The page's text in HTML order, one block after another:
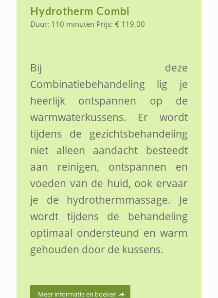
Hydrotherm Combi
Duur: 110 minuten Prijs: € 119,00
Bij deze
Combinatiebehandeling lig je
heerlijk ontspannen op de
warmwaterkussens. Er wordt
tijdens de gezichtsbehandeling
niet alleen aandacht besteedt
aan reinigen, ontspannen en
voeden van de huid, ook ervaar
je de hydrothermmassage. Je
wordt tijdens de behandeling
optimaal ondersteund en warm
gehouden door de kussens.
Meer informatie en boeken